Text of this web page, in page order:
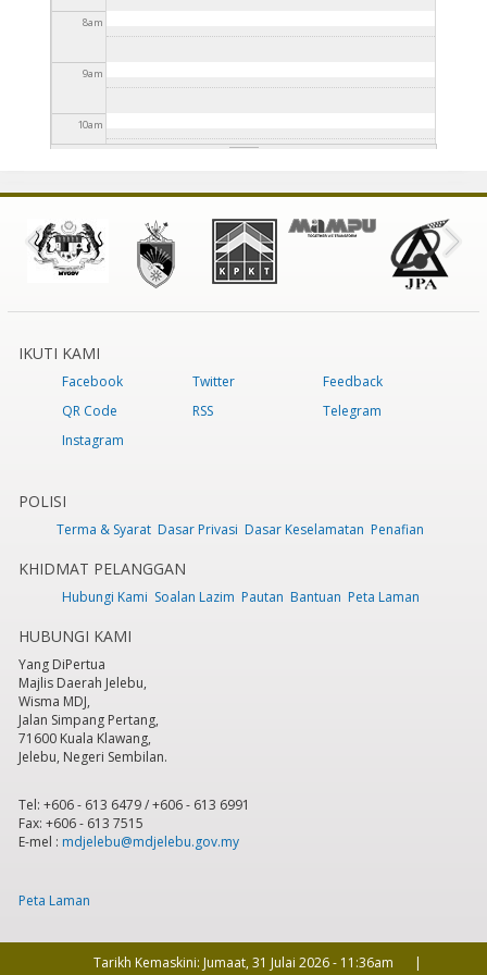
8am
9am
10am
12pm
3pm
6pm
8 pm
9 pm
10pm
IKUTI KAMI
Facebook Twitter
Feedback
QR Code
RSS
Telegram
Instagram
POLISI
Terma & Syarat Dasar Privasi Dasar Keselamatan Penafian
KHIDMAT PELANGGAN
Hubungi Kami Soalan Lazim Pautan Bantuan Peta Laman
HUBUNGI KAMI
Yang DiPertua
Majlis Daerah Jelebu,
Wisma MDJ,
Jalan Simpang Pertang,
71600 Kuala Klawang,
Jelebu, Negeri Sembilan.
Tel: +606 - 613 6479 / +606 - 613 6991
Fax: +606 - 613 7515
E-mel : mdjelebu@mdjelebu.gov.my
Peta Laman
Tarikh Kemaskini: Jumaat, 31 Julai 2026 - 11:36am